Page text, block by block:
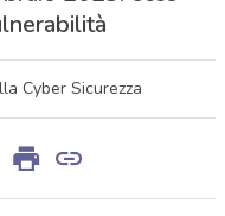
Cyber Sicurezza